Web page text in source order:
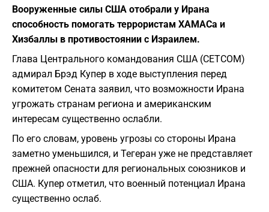
Вооруженные силы США отобрали у Ирана
способность помогать террористам ХАМАСа и
Хизбаллы в противостоянии с Израилем.
Глава Центрального командования США (CETCOM)
адмирал Брэд Купер в ходе выступления перед
комитетом Сената заявил, что возможности Ирана
угрожать странам региона и американским
интересам существенно ослабли.
По его словам, уровень угрозы со стороны Ирана
заметно уменьшился, и Тегеран уже не представляет
прежней опасности для региональных союзников и
США. Купер отметил, что военный потенциал Ирана
существенно ослаб.